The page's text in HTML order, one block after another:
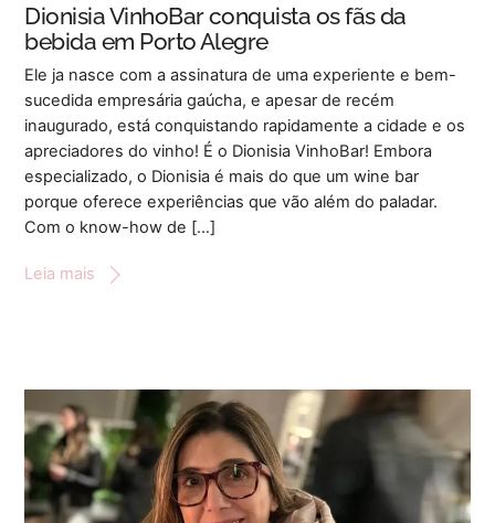
Dionisia VinhoBar conquista os fãs da
bebida em Porto Alegre
Ele ja nasce com a assinatura de uma experiente e bem-
sucedida empresária gaúcha, e apesar de recém
inaugurado, está conquistando rapidamente a cidade e os
apreciadores do vinho! É o Dionisia VinhoBar! Embora
especializado, o Dionisia é mais do que um wine bar
porque oferece experiências que vão além do paladar.
Com o know-how de […]
Leia mais